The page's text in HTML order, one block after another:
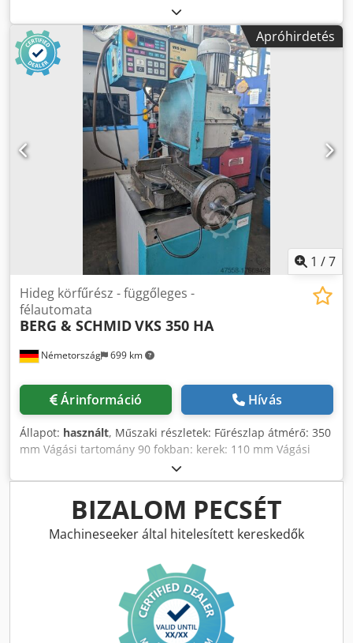
100 mm (négyzet) Vágási tartomány 90 fokban: 180 x 100
mm (téglalap) Munkafelület magassága: 925 mm Fűrészlap
fordulatszáma: 17–70 ford./perc Teljesítményigény: 3,0 kW
Szükséges hely: kb. 1,8 x 1,1 x 2,0 m Hideg vágókorongos
automatikus fűrészgép Csdjzlkvdjpfx Ag Ioha - CNC
vezérlés - Mikrocsepegtető rendszer
Apróhirdetés
1 /7
Németország 699 km
Hideg körfűrész - függőleges -
félautomata
BERG & SCHMIDVKS 350 HA
Árinformáció Hívás
Állapot: használt, Műszaki részletek: Fűrészlap átmérő: 350
mm Vágási tartomány 90 fokban: kerek: 110 mm Vágási
tartomány 90 fokban: szögletes: 85 x 85 mm Chjdpfxju Nilyj
Ag Iea Vágási tartomány 90 fokban: lapos: 180 x 85 mm
Vágási tartomány 45 fokban: kerek: balra/jobbra: 105 / 110
mm Vágási tartomány 45 fokban: szögletes: balra/jobbra:
85 x 85 / 85x85 mm Vágási tartomány 45 fokban: lapos:
Sebességtartomány - fokozatmentesen szabályozható: 9 /
18 / 36 / 74 / 4 fokozat fordulat/perc Forgóasztal: Ø 400
mm/perc Asztal elfordítható +/-: 60° jobbra és 45° balra °
Sűrített levegő csatlakozás: 7 bar Teljes teljesítményigény:
kb. 2,2 kW A gép tömege kb.: 430 kg A gép méretei: Sz: 0,7
BIZALOM PECSÉT
Machineseeker által hitelesített kereskedők